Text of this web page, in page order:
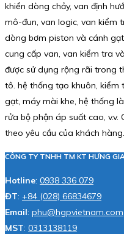
khiển dòng chảy, van định
mô-đun, van logic, van kiểm
dòng bơm piston và cánh
cung cấp van, van kiểm tra
được sử dụng rộng rãi trong
tô. hệ thống tạo khuôn, kiểm
gạt, máy mài khe, hệ thống
rửa bộ phận áp suất cao, v.v.
theo yêu cầu của khách hàng.
CÔNG TY TNHH TM KT HƯNG
Hotline: 0938 336 079
ĐT: +84 (028) 66834679
Email: phu@hgpvietnam.com
MST: 0313138119